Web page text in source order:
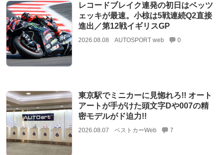
レコードブレイク連発の初日はベッツ
ェッキが最速。小椋は5戦連続Q2直接
進出／第12戦イギリスGP
2026.08.08 AUTOSPORT web 0
東京駅でミニカーに見惚れろ!! オート
アートが手がけた頭文字Dや007の精
密モデルがド迫力!!
2026.08.07 ベストカーWeb 7